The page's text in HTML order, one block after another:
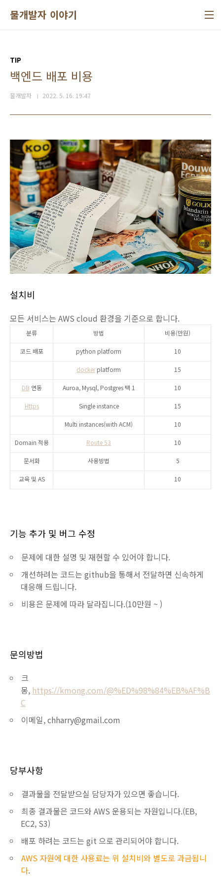
물개발자 이야기
TIP
백엔드 배포 비용
물개발자 2022. 5. 16. 19:47
설치비
모든 서비스는 AWS cloud 환경을 기준으로 합니다.
분류 방법 비용(만원)
코드 배포 python platform 10
dockerplatform 15
DB 연동 Auroa, Mysql, Postgres 택 1 10
Https Single instance 15
Multi instances(with ACM) 10
Domain 적용 Route 53 10
문서화 사용방법 5
교육 및 AS 10
기능 추가 및 버그 수정
문제에 대한 설명 및 재현할 수 있어야 합니다.
개선하려는 코드는 github을 통해서 전달하면 신속하게
대응해 드립니다.
비용은 문제에 따라 달라집니다.(10만원 ~ )
문의방법
크
몽, https://kmong.com/@%ED%98%84%EB%AF%B
C
이메일, chharry@gmail.com
당부사항
결과물을 전달받으실 담당자가 있으면 좋습니다.
최종 결과물은 코드와 AWS 운용되는 자원입니다.(EB,
EC2, S3)
배포 하려는 코드는 git 으로 관리되어야 합니다.
AWS 자원에 대한 사용료는 위 설치비와 별도로 과금됩니
다.